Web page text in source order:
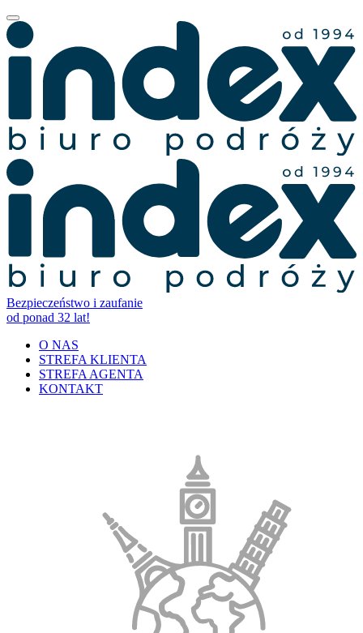
Bezpieczeństwo i zaufanie
od ponad 32 lat!
O NAS
STREFA KLIENTA
STREFA AGENTA
KONTAKT